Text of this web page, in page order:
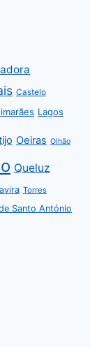
Castelo
Lagos
Oeiras Olhão
Queluz
Torres
Santo António